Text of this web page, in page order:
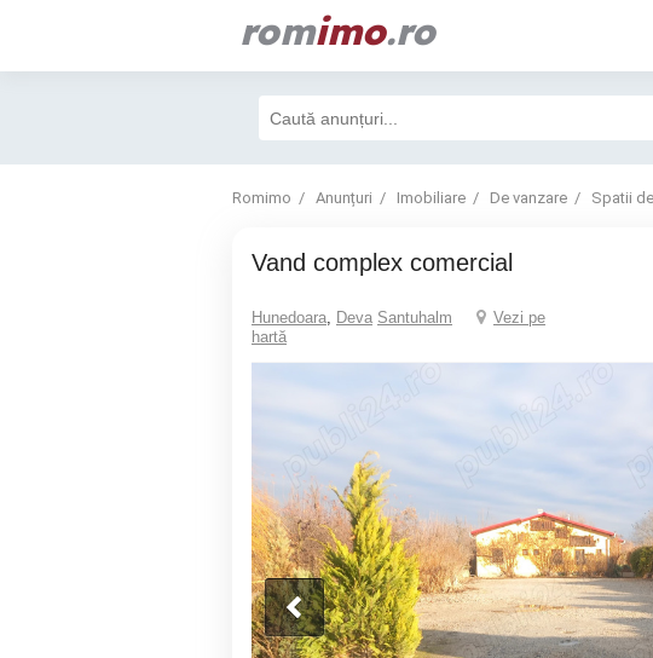
romimo.ro
Romimo Anunțuri Imobiliare De vanzare Spatii
Vand complex comercial
Hunedoara
Deva Santuhalm
Vezi pe
hartă